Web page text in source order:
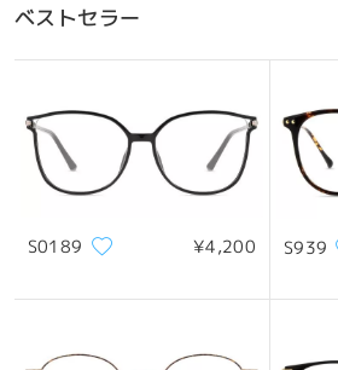
四角顔 丸顔 ハート顔
*画像はイメージです。実際とは異
製品概要
ベストセラー
S0189 ¥4,200 S939